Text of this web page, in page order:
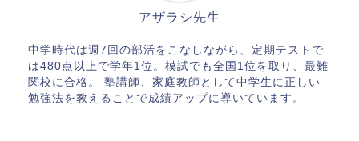
アザラシ先生
中学時代は週7回の部活をこなしながら、定期テストで
は480点以上で学年1位。模試でも全国1位を取り、最難
関校に合格。 塾講師、家庭教師として中学生に正しい
勉強法を教えることで成績アップに導いています。